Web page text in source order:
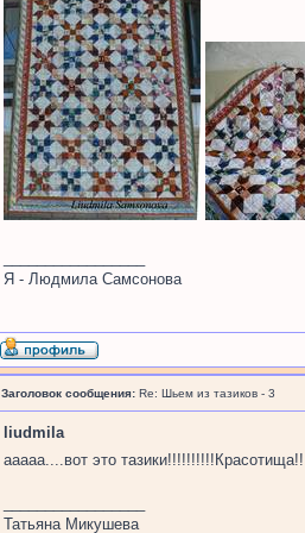
Я - Людмила Самсонова
Заголовок сообщения: Re: Шьем из тазиков - 3
liudmila
ааааа....вот это
Татьяна Микушева